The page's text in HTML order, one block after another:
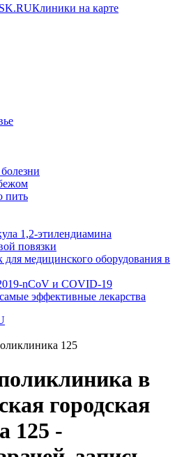
Клиники на карте
пить
1,2-этилендиамина
повязки
для медицинского оборудования в
nCoV и COVID-19
эффективные лекарства
125
в
городская
125 -